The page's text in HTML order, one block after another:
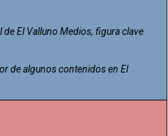
El Valluno Medios, figura clave
de algunos contenidos en El